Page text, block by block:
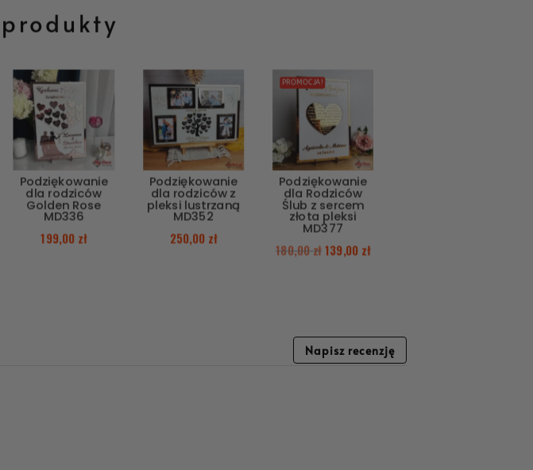
Podziękowanie
dla rodziców
Golden Rose
MD336
199,00 zł
Podziękowanie
dla rodziców z
pleksi lustrzaną
MD352
250,00 zł
PROMOCJA!
Podziękowanie
dla Rodziców
Ślub z sercem
złota pleksi
MD377
180,00zł139,00 zł
Napisz recenzję